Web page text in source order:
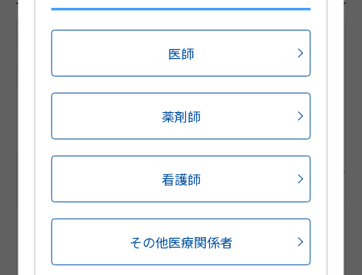
「ホルモン療法の基礎から応用まで LEP・HRT・
Kaufmann・Holmstom その使い分け、本当に合っています
か？」
医師
薬剤師
看護師
その他医療関係者